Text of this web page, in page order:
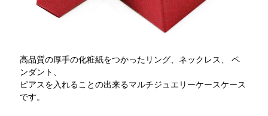
高品質の厚手の化粧紙をつかったリング、ネックレス、 ペ
ンダント、
ピアスを入れることの出来るマルチジュエリーケースケース
です。